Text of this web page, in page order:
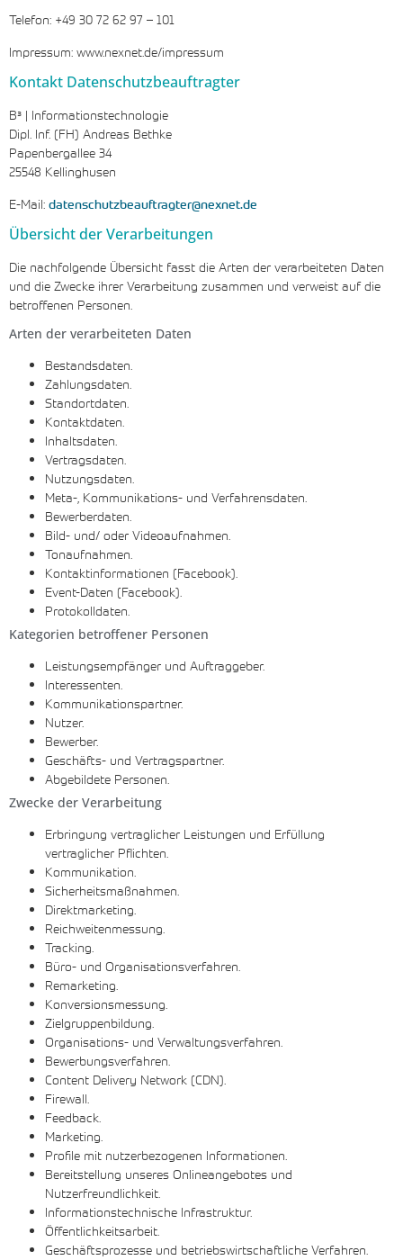
Telefon: +49 30 72 62 97 – 101
Impressum: www.nexnet.de/impressum
Kontakt Datenschutzbeauftragter
B³ | Informationstechnologie
Dipl. Inf. (FH) Andreas Bethke
Papenbergallee 34
25548 Kellinghusen
E-Mail: datenschutzbeauftragter@nexnet.de
Übersicht der Verarbeitungen
Die nachfolgende Übersicht fasst die Arten der verarbeiteten Daten
und die Zwecke ihrer Verarbeitung zusammen und verweist auf die
betroffenen Personen.
Arten der verarbeiteten Daten
Bestandsdaten.
Zahlungsdaten.
Standortdaten.
Kontaktdaten.
Inhaltsdaten.
Vertragsdaten.
Nutzungsdaten.
Meta-, Kommunikations- und Verfahrensdaten.
Bewerberdaten.
Bild- und/ oder Videoaufnahmen.
Tonaufnahmen.
Kontaktinformationen (Facebook).
Event-Daten (Facebook).
Protokolldaten.
Kategorien betroffener Personen
Leistungsempfänger und Auftraggeber.
Interessenten.
Kommunikationspartner.
Nutzer.
Bewerber.
Geschäfts- und Vertragspartner.
Abgebildete Personen.
Zwecke der Verarbeitung
Erbringung vertraglicher Leistungen und Erfüllung
vertraglicher Pflichten.
Kommunikation.
Sicherheitsmaßnahmen.
Direktmarketing.
Reichweitenmessung.
Tracking.
Büro- und Organisationsverfahren.
Remarketing.
Konversionsmessung.
Zielgruppenbildung.
Organisations- und Verwaltungsverfahren.
Bewerbungsverfahren.
Content Delivery Network (CDN).
Firewall.
Feedback.
Marketing.
Profile mit nutzerbezogenen Informationen.
Bereitstellung unseres Onlineangebotes und
Nutzerfreundlichkeit.
Informationstechnische Infrastruktur.
Öffentlichkeitsarbeit.
Geschäftsprozesse und betriebswirtschaftliche Verfahren.